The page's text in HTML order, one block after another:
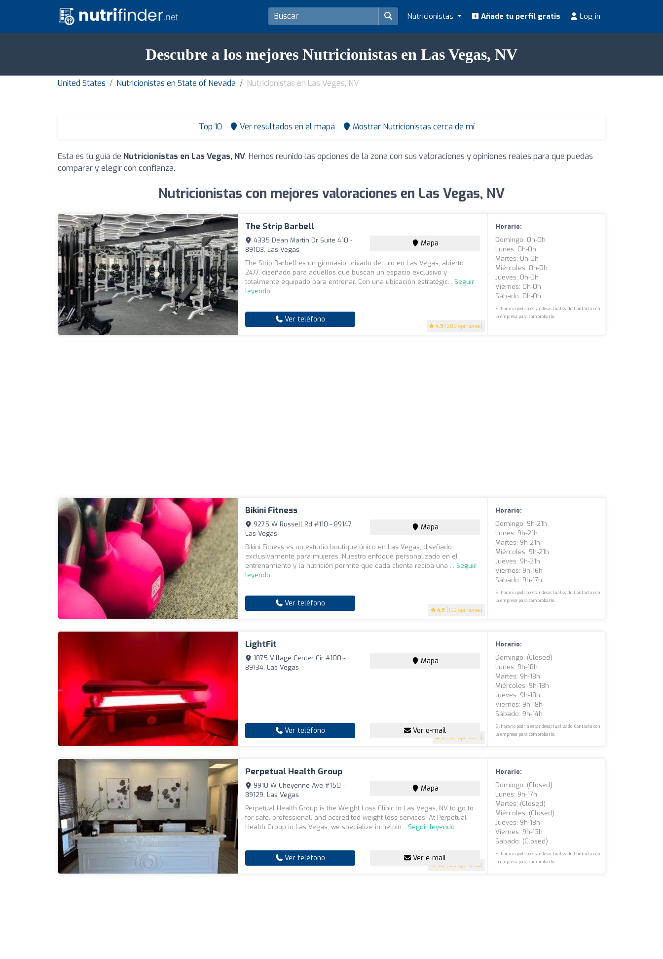
Nutricionistas Añade tu perfil gratis Log in
Descubre a los mejores Nutricionistas en Las Vegas, NV
United States Nutricionistas en State of Nevada Nutricionistas en Las Vegas, NV
Top 10 Ver resultados en el mapa Mostrar Nutricionistas cerca de mí
Esta es tu guía de Nutricionistas en Las Vegas, NV. Hemos reunido las opciones de la zona con sus valoraciones y opiniones reales para que puedas
comparar y elegir con confianza.
Nutricionistas con mejores valoraciones en Las Vegas, NV
The Strip Barbell
4.9 (200 opiniones)
4335 Dean Martin Dr Suite 410 -
89103, Las Vegas
Mapa
The Strip Barbell es un gimnasio privado de lujo en Las Vegas, abierto
24/7, diseñado para aquellos que buscan un espacio exclusivo y
totalmente equipado para entrenar. Con una ubicación estratégic... Seguir
leyendo
Ver teléfono
Horario:
Domingo: 0h-0h
Lunes: 0h-0h
Martes: 0h-0h
Miércoles: 0h-0h
Jueves: 0h-0h
Viernes: 0h-0h
Sábado: 0h-0h
El horario podría estar desactualizado. Contacta con
la empresa para comprobarlo.
Bikini Fitness
4.9 (192 opiniones)
9275 W Russell Rd #110 - 89147,
Las Vegas
Mapa
Bikini Fitness es un estudio boutique único en Las Vegas, diseñado
exclusivamente para mujeres. Nuestro enfoque personalizado en el
entrenamiento y la nutrición permite que cada clienta reciba una ... Seguir
leyendo
Ver teléfono
Horario:
Domingo: 9h-21h
Lunes: 9h-21h
Martes: 9h-21h
Miércoles: 9h-21h
Jueves: 9h-21h
Viernes: 9h-16h
Sábado: 9h-17h
El horario podría estar desactualizado. Contacta con
la empresa para comprobarlo.
LightFit
5 (186 opiniones)
1875 Village Center Cir #100 -
89134, Las Vegas
Mapa
Ver teléfono Ver e-mail
Horario:
Domingo: (closed)
Lunes: 9h-18h
Martes: 9h-18h
Miércoles: 9h-18h
Jueves: 9h-18h
Viernes: 9h-18h
Sábado: 9h-14h
El horario podría estar desactualizado. Contacta con
la empresa para comprobarlo.
Perpetual Health Group
4.9 (120 opiniones)
9910 W Cheyenne Ave #150 -
89129, Las Vegas
Mapa
Perpetual Health Group is the Weight Loss Clinic in Las Vegas, NV to go to
for safe, professional, and accredited weight loss services. At Perpetual
Health Group in Las Vegas, we specialize in helpin... Seguir leyendo
Ver teléfono Ver e-mail
Horario:
Domingo: (closed)
Lunes: 9h-17h
Martes: (closed)
Miércoles: (closed)
Jueves: 9h-18h
Viernes: 9h-13h
Sábado: (closed)
El horario podría estar desactualizado. Contacta con
la empresa para comprobarlo.